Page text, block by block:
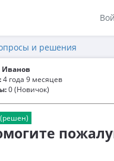
и решения
4 года 9 месяцев
0 (Новичок)